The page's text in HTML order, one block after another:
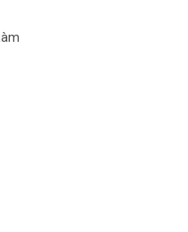
hợp với mọi nhu cầu sử
phí cho bạn.
Ê tô cơ khí Total, Truper,
Bạn sẽ được mua sản